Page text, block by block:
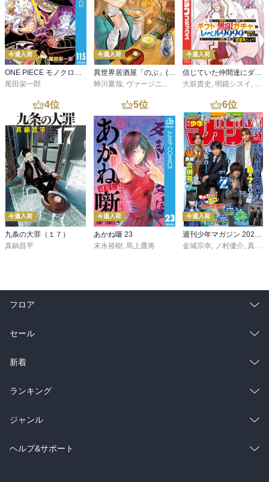
今週入荷
ONE PIECE モノクロ版 115
尾田栄一郎
今週入荷
異世界居酒屋「のぶ」(22)
蝉川夏哉, ヴァージニア二等兵 ,転
今週入荷
信じていた仲間達にダンジョン奥地で殺されかけたがギフト『無限ガチャ』でレベル９９９９の仲間達を手に入れて元パーティーメンバーと世界に復讐＆『ざまぁ！』します！（２３）
大前貴史 , 明鏡シスイ , ｔ
4位
今週入荷
九条の大罪（１７）
真鍋昌平
5位
今週入荷
あかね噺 23
末永裕樹 馬上鷹将
6位
今週入荷
金城宗幸
ノ村優介 真島ヒロ
フロア
総合
ラノベ
雑誌・グラビア
BL・TL
セール
総合
ラノベ
雑誌・グラビア
BL・TL
新着
総合
ラノベ
雑誌・グラビア
ランキング
総合
ラノベ
ジャンル
コミック
ヘルプ&サポート